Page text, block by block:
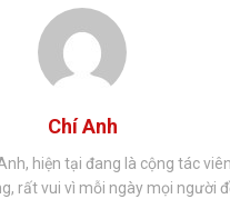
Chí Anh
hiện tại đang là cộng tác
rất vui vì mỗi ngày mọi người